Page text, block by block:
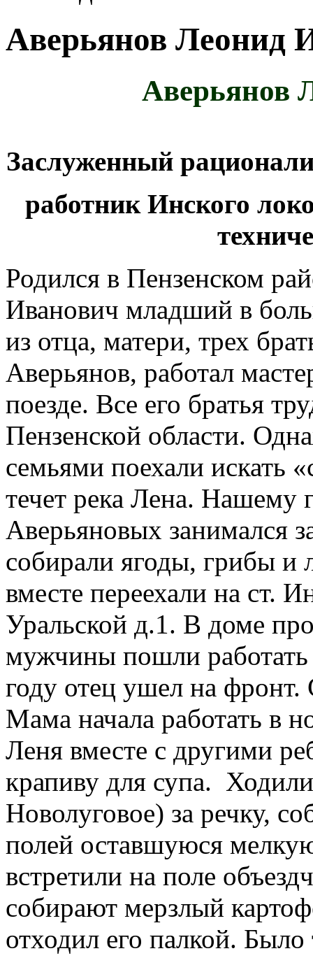
Аверьянов Леонид
Аверьянов
Заслуженный
работник Инского
Родился в Пензенском
Иванович младший в
из отца, матери, трех
Аверьянов, работал
поезде. Все его братья
Пензенской области.
семьями поехали искать
течет река Лена.
Аверьяновых занимался
собирали ягоды, грибы и
вместе переехали на ст.
Уральской д.1. В доме
мужчины пошли
году отец ушел на фронт.
Мама начала работать в
Леня вместе с другими
крапиву для супа.
Новолуговое) за речку,
полей оставшуюся
встретили на поле
собирают мерзлый
отходил его палкой. Было